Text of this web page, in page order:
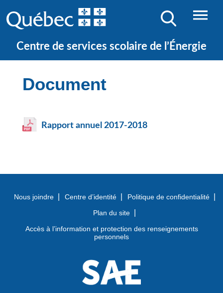
Centre de services scolaire de l’Énergie
NOS ÉCOLES
JE CHERCHE UNE ÉCOLE
Document
Rapport annuel 2017-2018
Nous joindre Centre d’identité
Politique de confidentialité
Plan du site
Accès à l’information et protection des renseignements
personnels